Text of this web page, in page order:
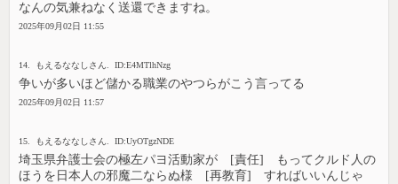
なんの気兼ねなく送還できますね。
2025年09月02日 11:55
14. もえるななしさん. ID:E4MTlhNzg
争いが多いほど儲かる職業のやつらがこう言ってる
2025年09月02日 11:57
15. もえるななしさん. ID:UyOTgzNDE
埼玉県弁護士会の極左パヨ活動家が [責任] もってクルド人の
ほうを日本人の邪魔二ならぬ様 [再教育] すればいいんじゃ